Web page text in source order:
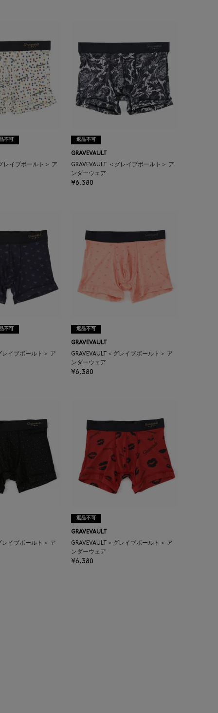
不可
レイブボールト＞ ア
返品不可
GRAVEVAULT
GRAVEVAULT ＜グレイブボールト＞ ア
ンダーウェア
¥6,380
不可
レイブボールト＞ ア
返品不可
GRAVEVAULT
GRAVEVAULT＜グレイブボールト＞ ア
ンダーウェア
¥6,380
レイブボールト＞ ア
返品不可
GRAVEVAULT
GRAVEVAULT＜グレイブボールト＞ ア
ンダーウェア
¥6,380